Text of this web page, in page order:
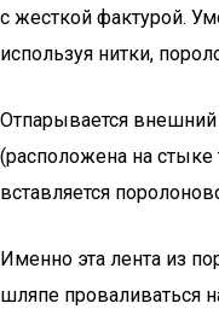
с жесткой фактурой.
используя нитки,
Отпарывается
(расположена на стыке
вставляется
Именно эта лента из
шляпе проваливаться